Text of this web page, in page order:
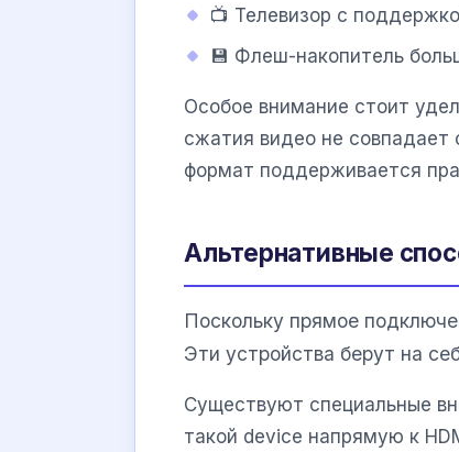
📺 Телевизор с
💾 Флеш-накопитель
Особое внимание стоит
сжатия видео не
формат поддерживается
Альтернативные
Поскольку прямое
Эти устройства берут на
Существуют специальные
такой device напрямую к